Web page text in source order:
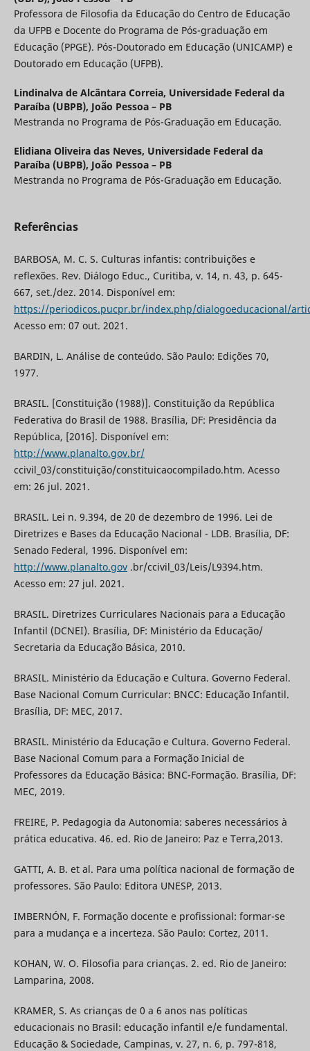
Professora de Filosofia da Educação do Centro de Educação
da UFPB e Docente do Programa de Pós-graduação em
Educação (PPGE). Pós-Doutorado em Educação (UNICAMP) e
Doutorado em Educação (UFPB).
Lindinalva de Alcântara Correia, Universidade Federal da
Paraíba (UBPB), João Pessoa – PB
Mestranda no Programa de Pós-Graduação em Educação.
Elidiana Oliveira das Neves, Universidade Federal da
Paraíba (UBPB), João Pessoa – PB
Mestranda no Programa de Pós-Graduação em Educação.
Referências
BARBOSA, M. C. S. Culturas infantis: contribuições e
reflexões. Rev. Diálogo Educ., Curitiba, v. 14, n. 43, p. 645-
667, set./dez. 2014. Disponível em:
https://periodicos.pucpr.br/index.php/dialogoeducacional/
Acesso em: 07 out. 2021.
BARDIN, L. Análise de conteúdo. São Paulo: Edições 70,
1977.
BRASIL. [Constituição (1988)]. Constituição da República
Federativa do Brasil de 1988. Brasília, DF: Presidência da
República, [2016]. Disponível em:
http://www.planalto.gov.br/
ccivil_03/constituição/constituicaocompilado.htm. Acesso
em: 26 jul. 2021.
BRASIL. Lei n. 9.394, de 20 de dezembro de 1996. Lei de
Diretrizes e Bases da Educação Nacional - LDB. Brasília, DF:
Senado Federal, 1996. Disponível em:
http://www.planalto.gov.br/ccivil_03/Leis/L9394.htm.
Acesso em: 27 jul. 2021.
BRASIL. Diretrizes Curriculares Nacionais para a Educação
Infantil (DCNEI). Brasília, DF: Ministério da Educação/
Secretaria da Educação Básica, 2010.
BRASIL. Ministério da Educação e Cultura. Governo Federal.
Base Nacional Comum Curricular: BNCC: Educação Infantil.
Brasília, DF: MEC, 2017.
BRASIL. Ministério da Educação e Cultura. Governo Federal.
Base Nacional Comum para a Formação Inicial de
Professores da Educação Básica: BNC-Formação. Brasília, DF:
MEC, 2019.
FREIRE, P. Pedagogia da Autonomia: saberes necessários à
prática educativa. 46. ed. Rio de Janeiro: Paz e Terra,2013.
GATTI, A. B. et al. Para uma política nacional de formação de
professores. São Paulo: Editora UNESP, 2013.
IMBERNÓN, F. Formação docente e profissional: formar-se
para a mudança e a incerteza. São Paulo: Cortez, 2011.
KOHAN, W. O. Filosofia para crianças. 2. ed. Rio de Janeiro:
Lamparina, 2008.
KRAMER, S. As crianças de 0 a 6 anos nas políticas
educacionais no Brasil: educação infantil e/e fundamental.
Educação & Sociedade, Campinas, v. 27, n. 6, p. 797-818,